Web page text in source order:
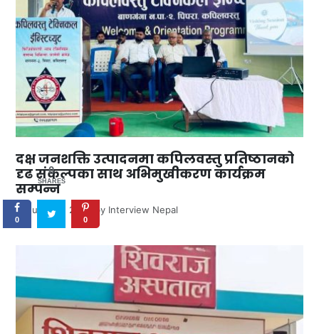
दक्ष जनशक्ति उत्पादनमा कपिलवस्तु प्रतिष्ठानको
दृढ संकल्पका साथ अभिमुखीकरण कार्यक्रम
सम्पन्न
June 30, 2026 by Interview Nepal
0
SHARES
0 0